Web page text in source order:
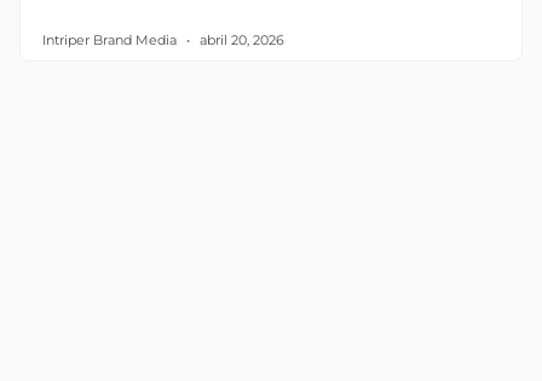
Intriper Brand Media abril 20, 2026